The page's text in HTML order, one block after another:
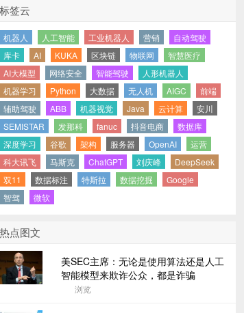
标签云
机器人 人工智能 工业机器人 营销
自动驾驶
库卡
AI KUKA 区块链 物联网
智慧医疗
AI大模型
网络安全 智能驾驶
人形机器人
机器学习
Python 大数据 无人机 AIGC
前端
辅助驾驶
ABB 机器视觉 Java 云计算
安川
SEMISTAR
发那科 fanuc 抖音电商
数据库
深度学习
谷歌 架构 服务器 OpenAI
运营
科大讯飞
马斯克 ChatGPT 刘庆峰
DeepSeek
双11
数据标注 特斯拉 数据挖掘
Google
智驾
微软
热点图文
美SEC主席：无论是使用算法还是人工
智能模型来欺诈公众，都是诈骗
浏览